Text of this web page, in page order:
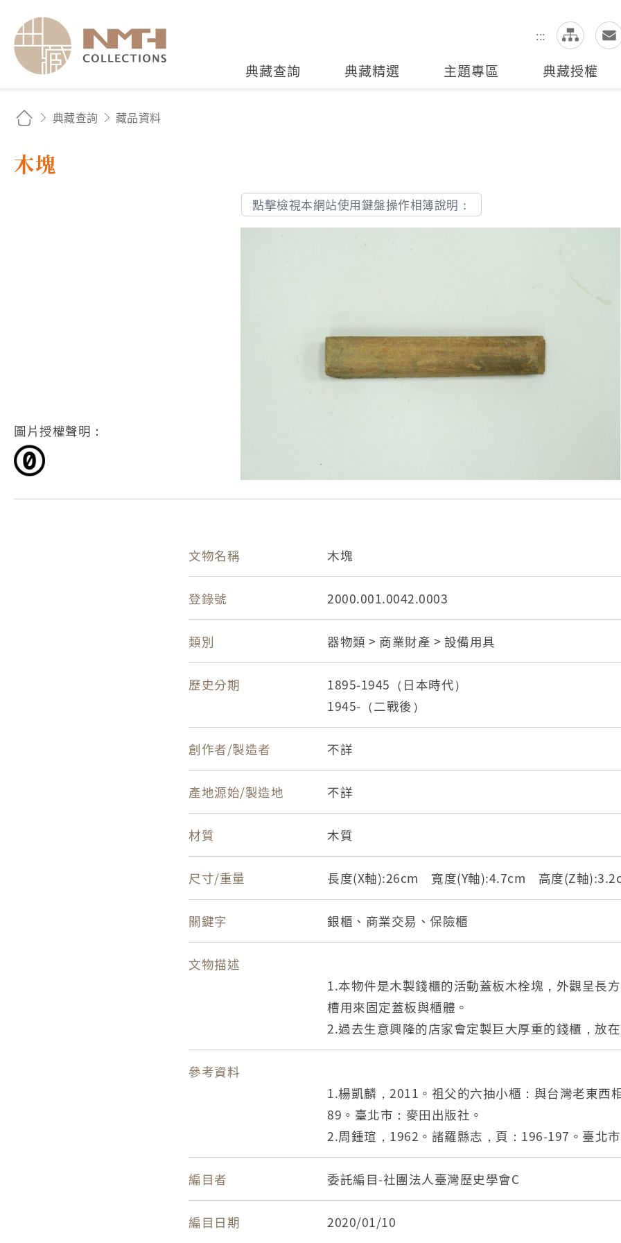
:::
全站搜尋
典藏查詢 典藏精選 主題專區 典藏授權
典藏查詢 藏品資料
木塊
點擊檢視本網站使用鍵盤操作相簿說明：
圖片授權聲明：
文物名稱 木塊
登錄號 2000.001.0042.0003
類別 器物類 > 商業財產 > 設備用具
歷史分期
1895-1945（日本時代）
1945-（二戰後）
創作者/製造者 不詳
產地源始/製造地 不詳
材質 木質
尺寸/重量 長度(X軸):26cm 寬度(Y軸):4.7cm 高度(Z軸
關鍵字 銀櫃、商業交易、保險櫃
文物描述
1.本物件是木製錢櫃的活動蓋板木栓塊，外觀呈長
槽用來固定蓋板與櫃體。
2.過去生意興隆的店家會定製巨大厚重的錢櫃，放
手牽羊。除了現金，商家的帳簿、生意往來的紀錄
三尺許，高三尺；內作兩隔，鎖之制如甲萬。諸為
目；夜以為床，寢其上，防竊盜也。」
參考資料
1.楊凱麟，2011。祖父的六抽小櫃：與台灣老東西
89。臺北市：麥田出版社。
2.周鍾瑄，1962。諸羅縣志，頁：196-197。臺北
室。
編目者
委託編目-社團法人臺灣歷史學會C
編目日期 2020/01/10